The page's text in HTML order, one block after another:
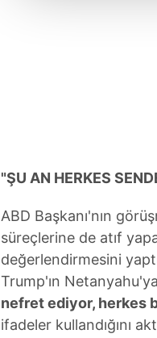
"ŞU AN HERKES
ABD Başkanı'nın
süreçlerine de atıf
değerlendirmesini
Trump'ın Netanyahu'ya
nefret ediyor, herkes
ifadeler kullandığını